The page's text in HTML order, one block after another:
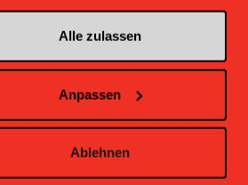
Alle zulassen
Anpassen
Ablehnen